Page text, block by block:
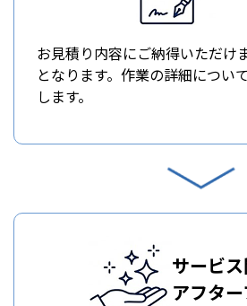
お見積り内容にご納得いただけ
となります。作業の詳細につい
します。
サービ
アフタ